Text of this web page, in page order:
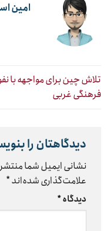
امین
تلاش چین برای مواجهه با
فرهنگی غربی
دیدگاهتان را
نشانی ایمیل شما
علامت‌گذاری شده‌اند*
دیدگاه*